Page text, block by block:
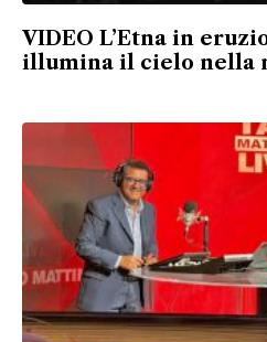
VIDEO L’Etna in
illumina il cielo nella